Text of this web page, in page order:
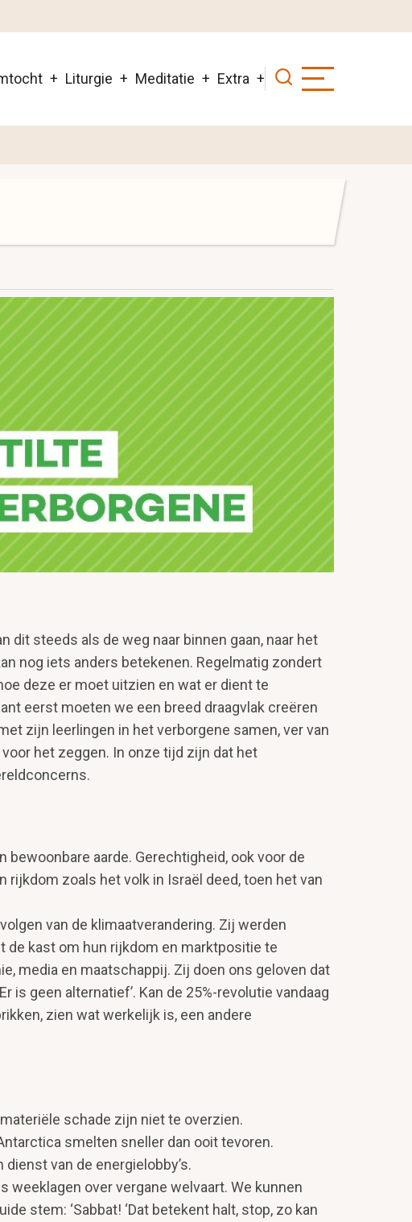
Liturgie Meditatie Extra
dit steeds als de weg naar binnen gaan, naar het
nog iets anders betekenen. Regelmatig zondert
deze er moet uitzien en wat er dient te
eerst moeten we een breed draagvlak creëren
zijn leerlingen in het verborgene samen, ver van
het zeggen. In onze tijd zijn dat het
bewoon­bare aarde. Gerechtigheid, ook voor de
zoals het volk in Israël deed, toen het van
van de klimaatverandering. Zij werden
de kast om hun rijkdom en marktpositie te
media en maatschappij. Zij doen ons geloven dat
is geen alternatief’. Kan de 25%-revolutie vandaag
zien wat werkelijk is, een andere
schade zijn niet te overzien.
smelten sneller dan ooit tevoren.
van de energielobby’s.
over vergane welvaart. We kunnen
stem: ‘Sabbat! ‘Dat betekent halt, stop, zo kan